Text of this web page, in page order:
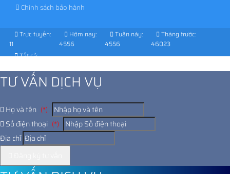
Chính sách bảo hành
Trực tuyến:
11
Hôm nay:
4556
Tuần này:
4556
Tháng trước:
46023
Tất cả:
TƯ VẤN DỊCH VỤ
Họ và tên (*)
Số điện thoại (*)
Địa chỉ